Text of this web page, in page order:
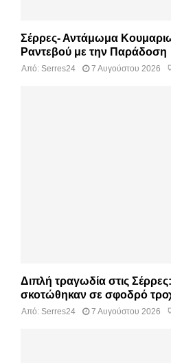
Σέρρες- Αντάμωμα
Ραντεβού με την Παράδοση
Από: Serres24 7 Αυγούστου 2026
Διπλή τραγωδία στις
σκοτώθηκαν σε σφοδρό
Από: Serres24 7 Αυγούστου 2026